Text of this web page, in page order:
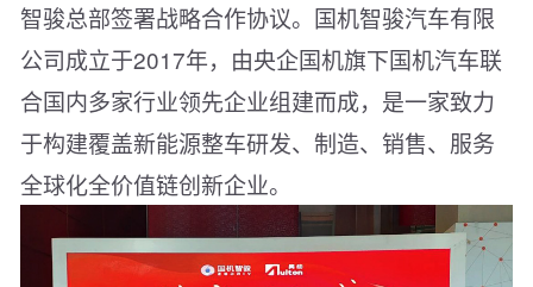
智骏总部签署战略合作协议。国机智骏汽车有限
公司成立于2017年，由央企国机旗下国机汽车联
合国内多家行业领先企业组建而成，是一家致力
于构建覆盖新能源整车研发、制造、销售、服务
全球化全价值链创新企业。